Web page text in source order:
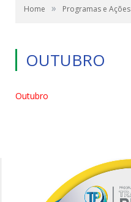
Home » Programas e Ações
OUTUBRO
Outubro